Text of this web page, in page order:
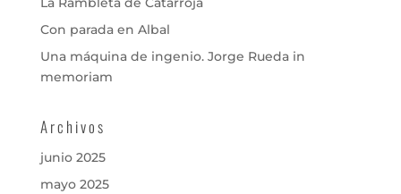
Con parada en Albal
Una máquina de ingenio. Jorge Rueda in
memoriam
Archivos
junio 2025
mayo 2025